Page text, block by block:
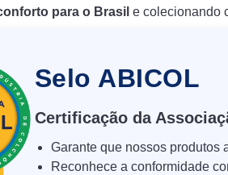
para o Brasil e colecionando
Selo ABICOL
Certificação da
Garante que nossos produtos
Reconhece a conformidade